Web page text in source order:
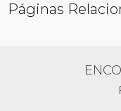
Páginas